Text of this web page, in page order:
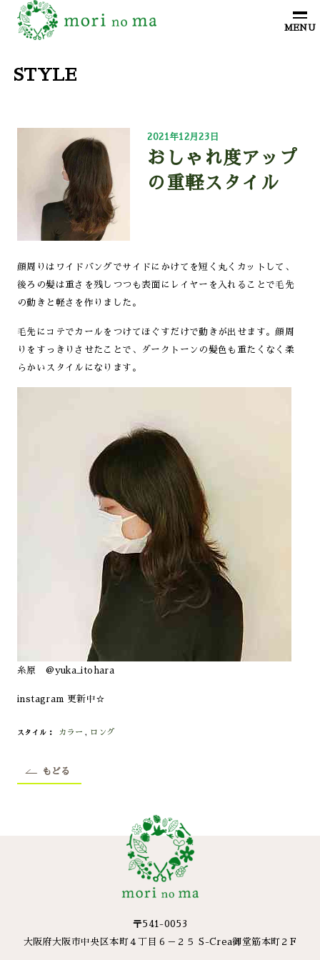
STYLE
2021年12月23日
おしゃれ度アップ
の重軽スタイル
顔周りはワイドバングでサイドにかけてを短く丸くカットして、
後ろの髪は重さを残しつつも表面にレイヤーを入れることで毛先
の動きと軽さを作りました。
毛先にコテでカールをつけてほぐすだけで動きが出せます。顔周
りをすっきりさせたことで、ダークトーンの髪色も重たくなく柔
らかいスタイルになります。
糸原 @yuka_itohara
instagram 更新中☆
スタイル カラー , ロング
もどる
〒541-0053
大阪府大阪市中央区本町４丁目６－２５ S-Crea御堂筋本町２F